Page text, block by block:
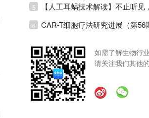
5
6 CAR-T细胞疗法研究进展（第56
如需了解生物行
请关注我们其他